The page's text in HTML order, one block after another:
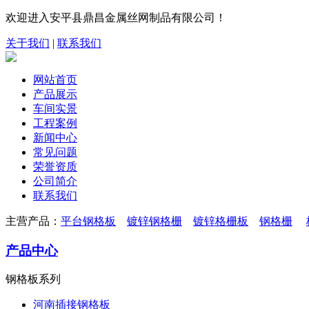
欢迎进入安平县鼎昌金属丝网制品有限公司！
关于我们 | 联系我们
网站首页
产品展示
车间实景
工程案例
新闻中心
常见问题
荣誉资质
公司简介
联系我们
主营产品： 平台钢格板 镀锌钢格栅 镀锌格栅板 钢格栅
产品中心
钢格板系列
河南插接钢格板